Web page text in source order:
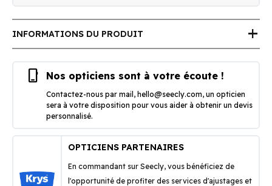
INFORMATIONS DU PRODUIT add
phone_iphone Nos opticiens sont à votre écoute !
Contactez-nous par mail, hello@seecly.com, un opticien
sera à votre disposition pour vous aider à obtenir un devis
personnalisé.
OPTICIENS PARTENAIRES
En commandant sur Seecly, vous bénéficiez de
l'opportunité de profiter des services d'ajustages et